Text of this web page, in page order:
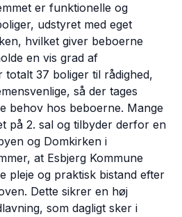
er funktionelle og
udstyret med eget
hvilket giver beboerne
en vis grad af
37 boliger til rådighed,
så der tages
behov hos beboerne. Mange
på 2. sal og tilbyder derfor en
og Domkirken i
at Esbjerg Kommune
pleje og praktisk bistand efter
Dette sikrer en høj
som dagligt sker i